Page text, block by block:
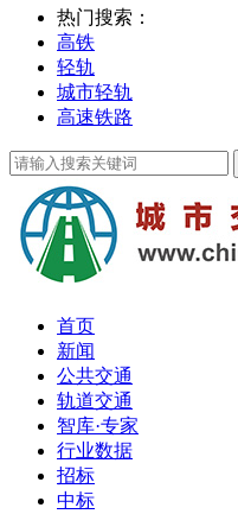
热门搜索：
高铁
轻轨
城市轻轨
高速铁路
首页
新闻
公共交通
轨道交通
智库·专家
行业数据
招标
中标